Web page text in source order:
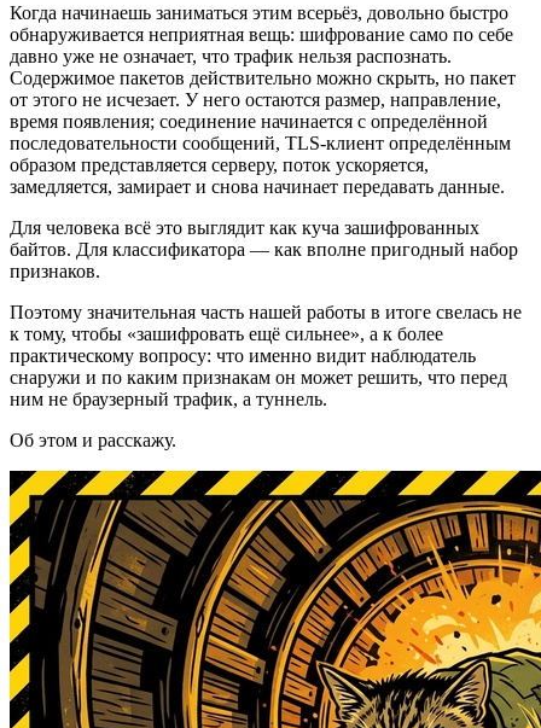
Когда начинаешь заниматься этим всерьёз, довольно быстро
обнаруживается неприятная вещь: шифрование само по себе
давно уже не означает, что трафик нельзя распознать.
Содержимое пакетов действительно можно скрыть, но пакет
от этого не исчезает. У него остаются размер, направление,
время появления; соединение начинается с определённой
последовательности сообщений, TLS-клиент определённым
образом представляется серверу, поток ускоряется,
замедляется, замирает и снова начинает передавать данные.
Для человека всё это выглядит как куча зашифрованных
байтов. Для классификатора — как вполне пригодный набор
признаков.
Поэтому значительная часть нашей работы в итоге свелась не
к тому, чтобы «зашифровать ещё сильнее», а к более
практическому вопросу: что именно видит наблюдатель
снаружи и по каким признакам он может решить, что перед
ним не браузерный трафик, а туннель.
Об этом и расскажу.